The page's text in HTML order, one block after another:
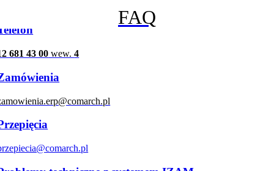
FAQ
681 43 00 wew.4